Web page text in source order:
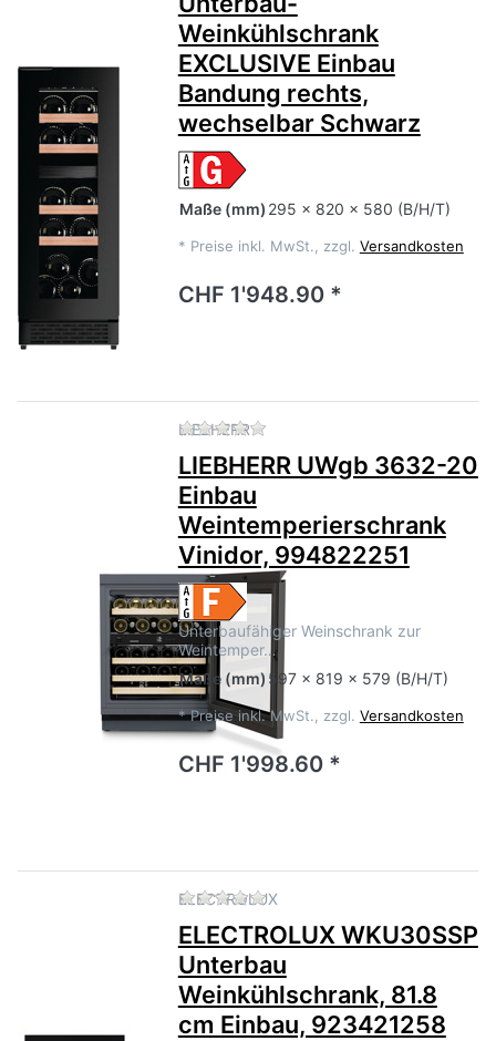
Weinkühlschrank
EXCLUSIVE Einbau
Bandung rechts,
wechselbar Schwarz
Maße (mm) 295 x 820 x 580 (B/H/T)
* Preise inkl. MwSt., zzgl. Versandkosten
CHF 1'948.90 *
LIEBHERR Zu diesem Produkt liegen
LIEBHERR UWgb 3632-20
Einbau
Weintemperierschrank
Vinidor, 994822251
Unterbaufähiger Weinschrank zur
Weintemper…
Maße (mm) 597 x 819 x 579 (B/H/T)
* Preise inkl. MwSt., zzgl. Versandkosten
CHF 1'998.60 *
ELECTROLUXZu diesem Produkt liegen
ELECTROLUX WKU30SSP
Unterbau
Weinkühlschrank, 81.8
cm Einbau, 923421258